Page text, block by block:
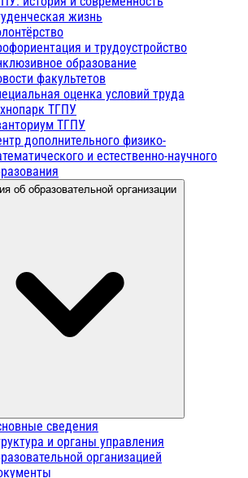
жизнь
и трудоустройство
образование
факультетов
оценка условий труда
ТГПУ
ТГПУ
дополнительного физико-
и естественно-научного
об образовательной организации
сведения
и органы управления
организацией